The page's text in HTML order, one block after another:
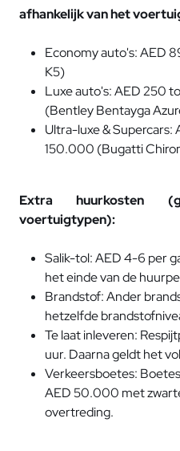
afhankelijk van het
Economy auto's: AED
K5)
Luxe auto's: AED 250
(Bentley Bentayga
Ultra-luxe & Supercars:
150.000 (Bugatti
Extra huurkosten
voertuigtypen):
Salik-tol: AED 4-6 per
het einde van de
Brandstof: Ander
hetzelfde
Te laat inleveren:
uur. Daarna geldt het
Verkeersboetes:
AED 50.000 met
overtreding.